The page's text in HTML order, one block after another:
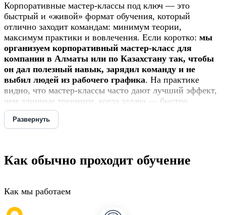
Корпоративные мастер-классы под ключ — это
быстрый и «живой» формат обучения, который
отлично заходит командам: минимум теории,
максимум практики и вовлечения. Если коротко: мы
организуем корпоративный мастер-класс для
компании в Алматы или по Казахстану так, чтобы
он дал полезный навык, зарядил команду и не
выбил людей из рабочего графика. На практике
видно, что мастер-классы часто дают лучший эффект,
чем длинные тренинги, когда задача — быстро
прокачать конкретный навык и собрать команду в
общий фокус.
закрепили». Без затяжных вступлений и «воды».
компаний в Казахстане — практика и
результат
Развернуть
Как обычно проходит обучение
Как мы работаем